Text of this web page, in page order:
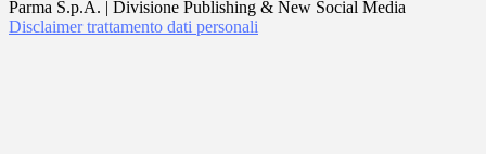
Parma S.p.A. | Divisione Publishing & New Social Media
Disclaimer trattamento dati personali